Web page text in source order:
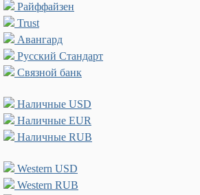
Райффайзен
Trust
Авангард
Русский Стандарт
Связной банк
Наличные USD
Наличные EUR
Наличные RUB
Western USD
Western RUB